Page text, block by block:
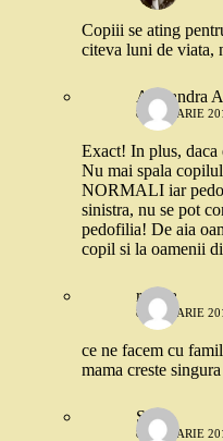
Copiii se ating
citeva luni de viata,
Alexandra
8 IANUARIE
Exact! In plus, daca
Nu mai spala
NORMALI iar
sinistra, nu se pot
pedofilia! De aia
copil si la oamenii
raluca
8 IANUARIE
ce ne facem cu
mama creste
Stefi
8 IANUARIE